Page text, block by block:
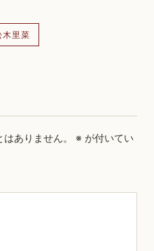
木里菜
ありません。 ※ が付いてい